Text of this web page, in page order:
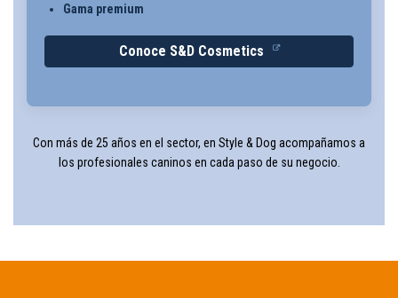
Gama premium
Conoce S&D Cosmetics
Con más de 25 años en el sector, en Style & Dog acompañamos a
los profesionales caninos en cada paso de su negocio.